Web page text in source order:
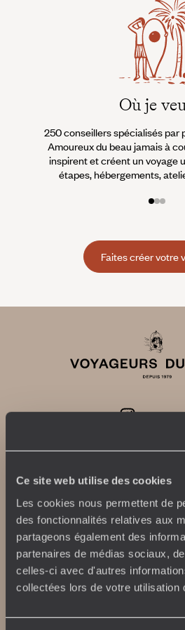
Ce site web utilise des cookies
Les cookies nous permettent de
des fonctionnalités relatives aux
partageons également des
partenaires de médias sociaux,
celles-ci avec d'autres
collectées lors de votre utilisation
Où je
250 conseillers spécialisés par
Amoureux du beau jamais à
inspirent et créent un voyage
étapes, hébergements,
Faites créer votre
Lire notre politique de
Nos engagements
100% carbone absorbé
Tourisme responsable
On